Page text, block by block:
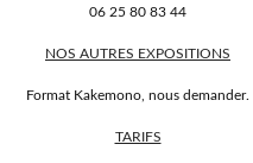
06 25 80 83 44
NOS AUTRES EXPOSITIONS
Format Kakemono, nous demander.
TARIFS